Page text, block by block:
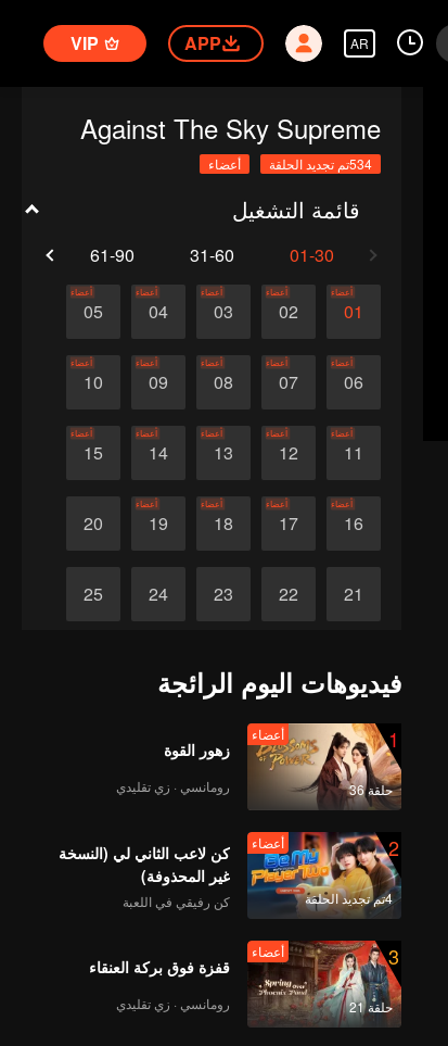
AR
APP
VIP
Against The Sky Supreme
534تم تجديد الحلقة أعضاء
قائمة التشغيل
01-30
31-60
61-90
01
أعضاء
02
أعضاء
03
أعضاء
04
أعضاء
05
أعضاء
06
أعضاء
07
أعضاء
08
أعضاء
09
أعضاء
10
أعضاء
11
أعضاء
12
أعضاء
13
أعضاء
14
أعضاء
15
أعضاء
16
أعضاء
17
أعضاء
18
أعضاء
19
أعضاء
20
21
22
23
24
25
فيديوهات اليوم الرائجة
1
حلقة 36
أعضاء
زهور القوة
رومانسي · زي تقليدي
2
4تم تجديد الحلقة
أعضاء
كن لاعب الثاني لي (النسخة
غير المحذوفة)
كن رفيقي في اللعبة
3
حلقة 21
أعضاء
قفزة فوق بركة العنقاء
رومانسي · زي تقليدي